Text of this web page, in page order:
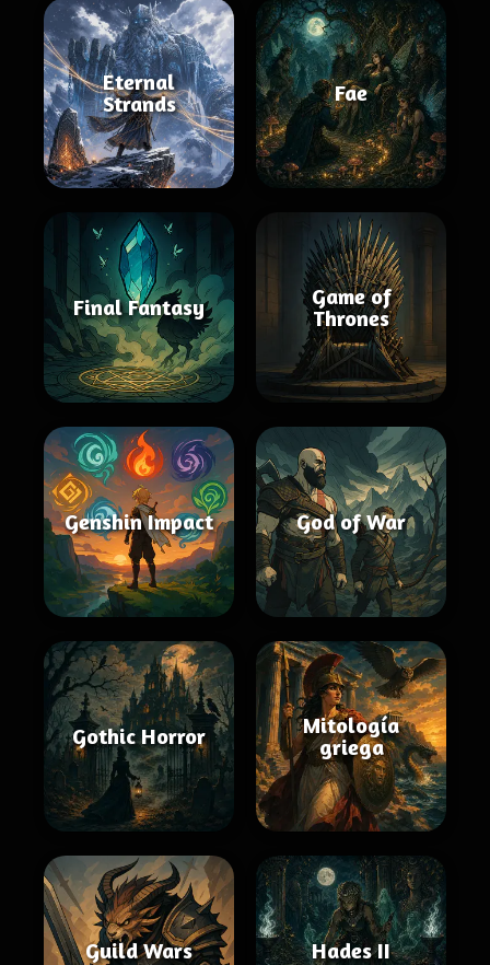
Eternal
Strands
Fae
Final Fantasy
Game of
Thrones
Genshin Impact God of War
Gothic Horror
Mitología
griega
Guild Wars Hades II